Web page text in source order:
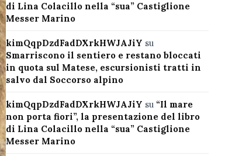
di Lina Colacillo nella “sua” Castiglione
Messer Marino
kimQqpDzdFadDXrkHWJAJiY su
Smarriscono il sentiero e restano bloccati
in quota sul Matese, escursionisti tratti in
salvo dal Soccorso alpino
kimQqpDzdFadDXrkHWJAJiY su “Il mare
non porta fiori”, la presentazione del libro
di Lina Colacillo nella “sua” Castiglione
Messer Marino